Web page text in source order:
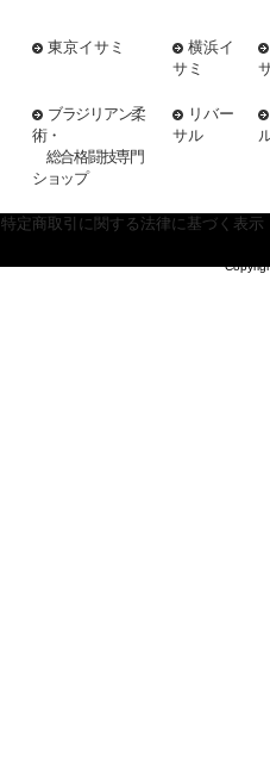
東京イサミ
横浜イ
サミ
ブラジリアン柔
術・
総合格闘技専門
ショップ
リバー
サル
特定商取引に関する法律に基づく表示